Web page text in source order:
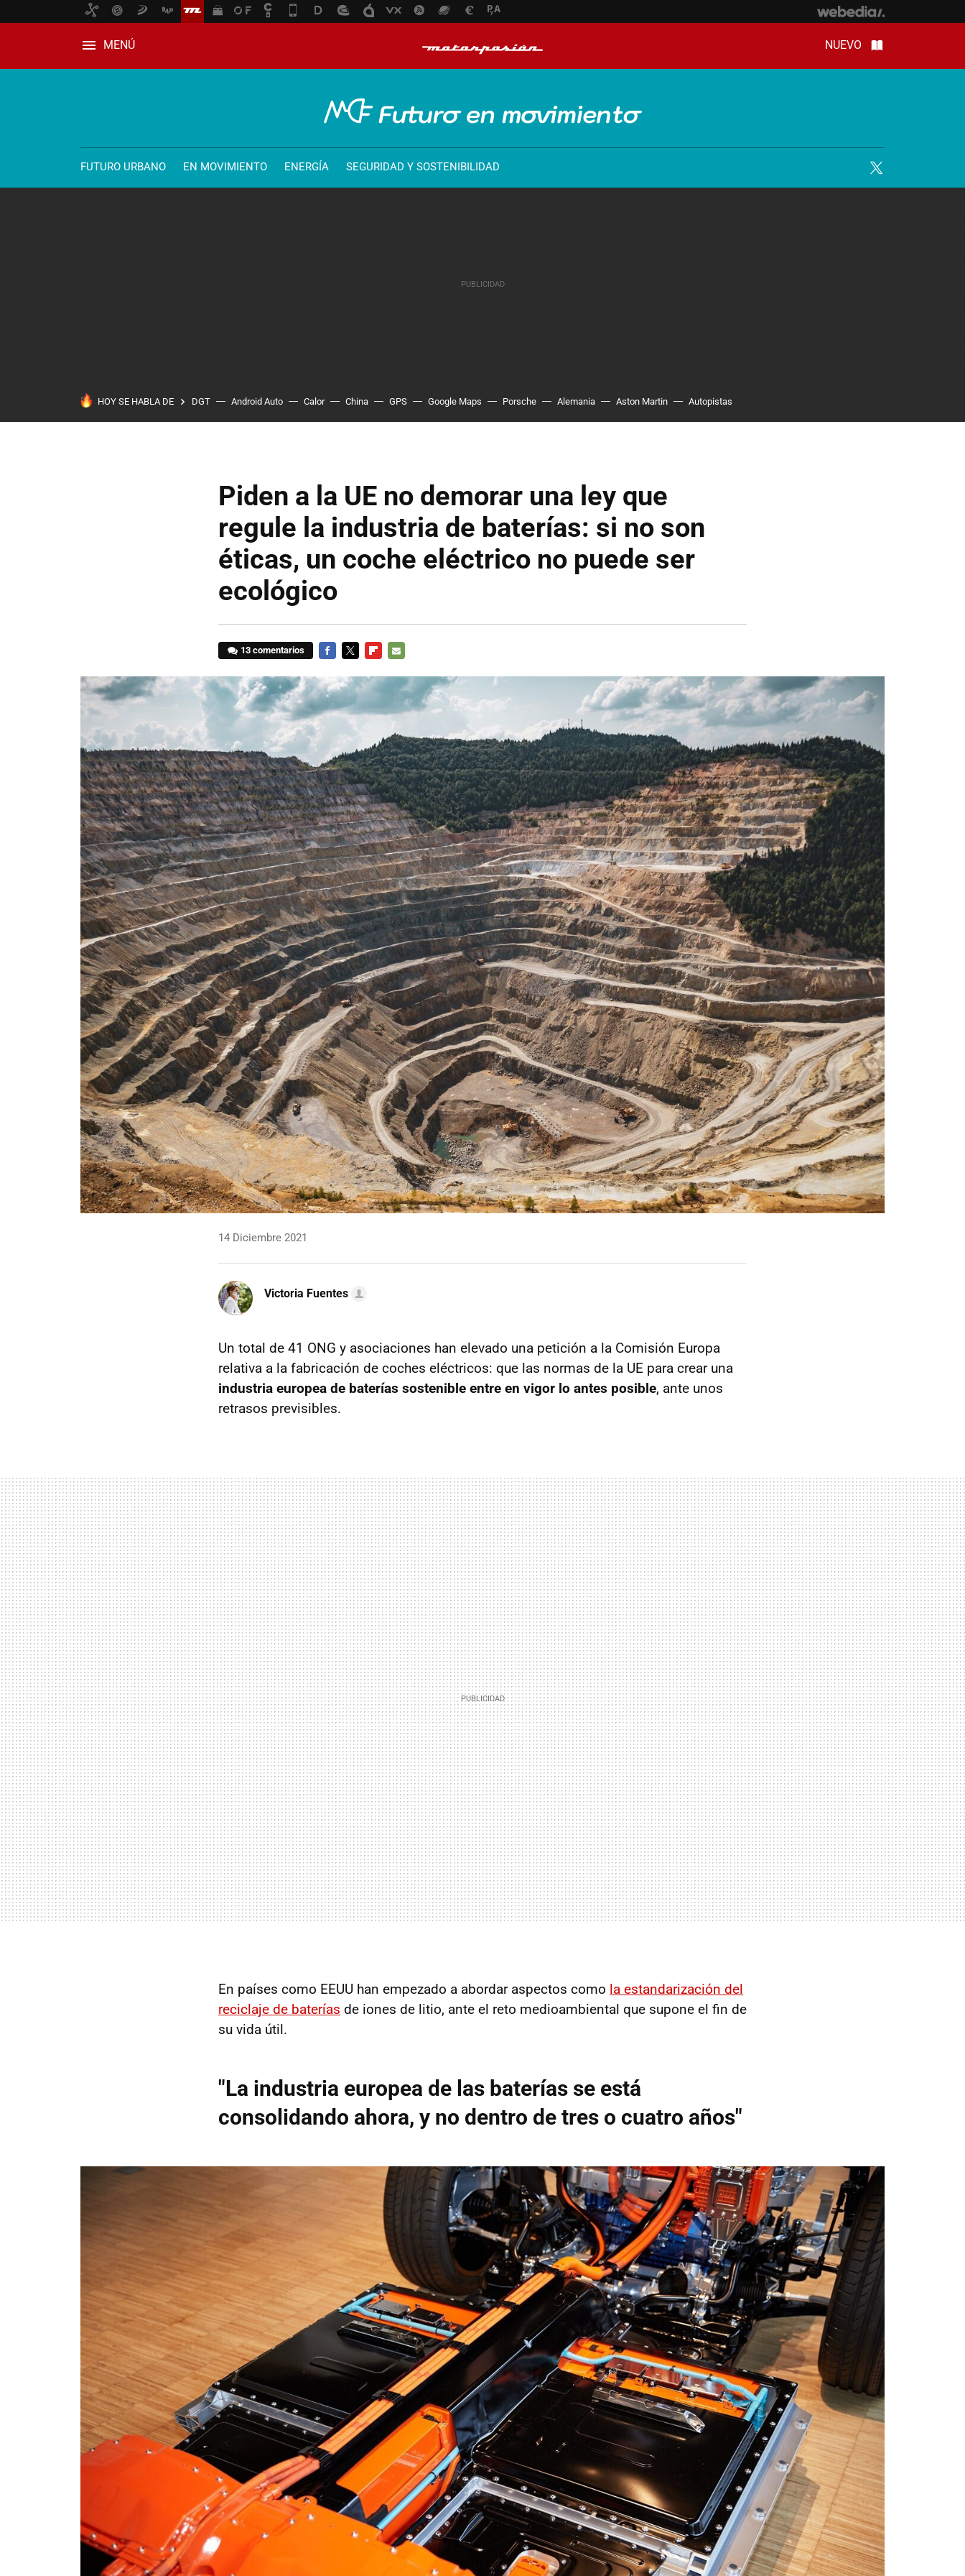
MENÚ NUEVO
FUTURO URBANO EN MOVIMIENTO ENERGÍA SEGURIDAD Y SOSTENIBILIDAD
HOY SE HABLA DE DGT Android Auto Calor China GPS Google Maps Porsche Alemania Aston Martin Autopistas
Piden a la UE no demorar una ley que
regule la industria de baterías: si no son
éticas, un coche eléctrico no puede ser
ecológico
13 comentarios
MAIL
14 Diciembre 2021
Victoria Fuentes
Un total de 41 ONG y asociaciones han elevado una petición a la Comisión Europa
relativa a la fabricación de coches eléctricos: que las normas de la UE para crear una
industria europea de baterías sostenible entre en vigor lo antes posible, ante unos
retrasos previsibles.
En países como EEUU han empezado a abordar aspectos como la estandarización del
reciclaje de baterías de iones de litio, ante el reto medioambiental que supone el fin de
su vida útil.
"La industria europea de las baterías se está
consolidando ahora, y no dentro de tres o cuatro años"